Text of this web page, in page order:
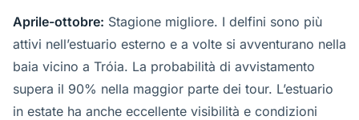
Aprile-ottobre: Stagione migliore. I delfini sono più
attivi nell’estuario esterno e a volte si avventurano nella
baia vicino a Tróia. La probabilità di avvistamento
supera il 90% nella maggior parte dei tour. L’estuario
in estate ha anche eccellente visibilità e condizioni